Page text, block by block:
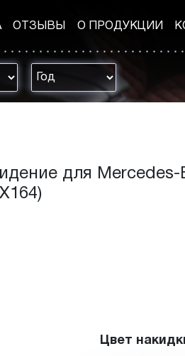
ОТЗЫВЫ О ПРОДУКЦИИ
для Mercedes-
Цвет